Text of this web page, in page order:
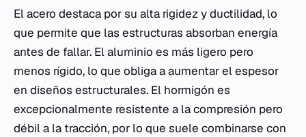
El acero destaca por su alta rigidez y ductilidad, lo
que permite que las estructuras absorban energía
antes de fallar. El aluminio es más ligero pero
menos rígido, lo que obliga a aumentar el espesor
en diseños estructurales. El hormigón es
excepcionalmente resistente a la compresión pero
débil a la tracción, por lo que suele combinarse con